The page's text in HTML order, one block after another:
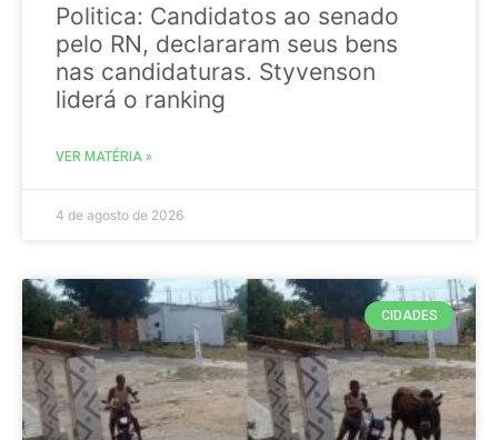
Politica: Candidatos ao senado
pelo RN, declararam seus bens
nas candidaturas. Styvenson
liderá o ranking
VER MATÉRIA »
4 de agosto de 2026
CIDADES